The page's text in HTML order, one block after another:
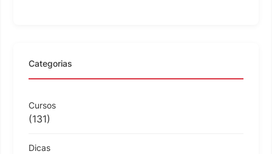
Categorias
Cursos
(131)
Dicas